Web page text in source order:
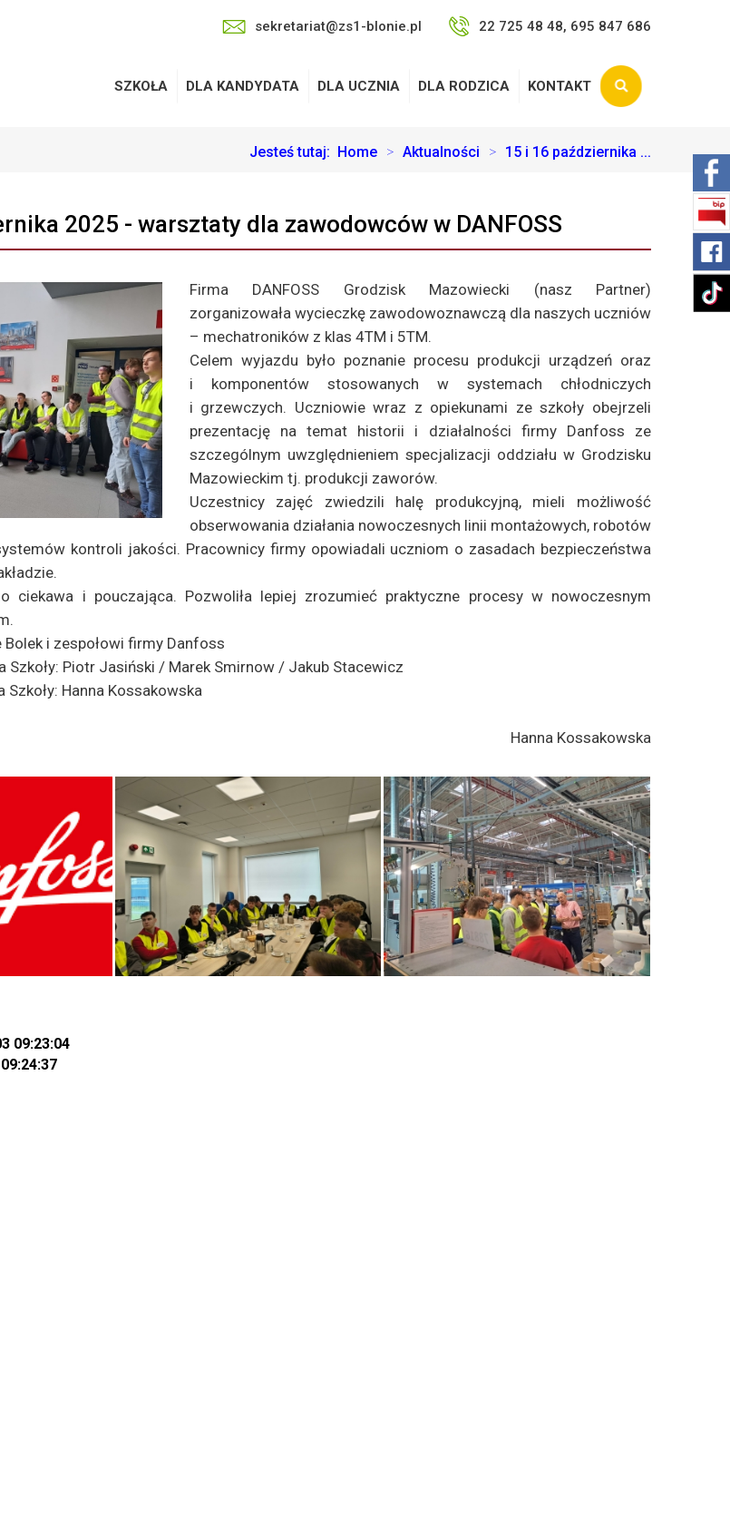
sekretariat@zs1-blonie.pl 22 725 48 48, 695 847 686
SZKOŁA DLA KANDYDATA DLA UCZNIA DLA RODZICA KONTAKT
Jesteś tutaj: Home > Aktualności > 15 i 16 października ...
2025 - warsztaty dla zawodowców w DANFOSS
Firma DANFOSS Grodzisk Mazowiecki (nasz Partner)
zorganizowała wycieczkę zawodowoznawczą dla naszych uczniów
– mechatroników z klas 4TM i 5TM.
Celem wyjazdu było poznanie procesu produkcji urządzeń oraz
i komponentów stosowanych w systemach chłodniczych
i grzewczych. Uczniowie wraz z opiekunami ze szkoły obejrzeli
prezentację na temat historii i działalności firmy Danfoss ze
szczególnym uwzględnieniem specjalizacji oddziału w Grodzisku
Mazowieckim tj. produkcji zaworów.
Uczestnicy zajęć zwiedzili halę produkcyjną, mieli możliwość
obserwowania działania nowoczesnych linii montażowych, robotów
kontroli jakości. Pracownicy firmy opowiadali uczniom o zasadach bezpieczeństwa
ciekawa i pouczająca. Pozwoliła lepiej zrozumieć praktyczne procesy w nowoczesnym
Bolek i zespołowi firmy Danfoss
Szkoły: Piotr Jasiński / Marek Smirnow / Jakub Stacewicz
Hanna Kossakowska
Hanna Kossakowska
09:23:04